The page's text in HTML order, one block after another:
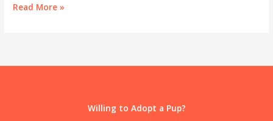
How
Read More »
Willing to Adopt a Pup?